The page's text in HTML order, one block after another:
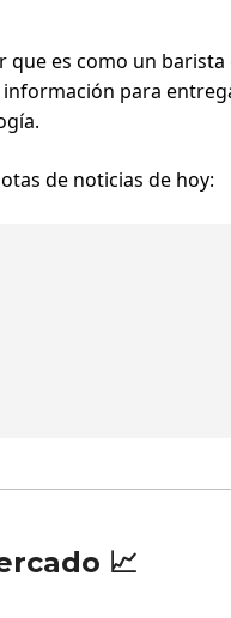
que es como un
para
de noticias de hoy:
📈